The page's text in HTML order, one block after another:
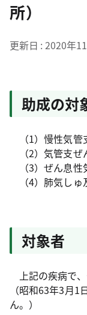
所）
更新日 2020年
助成の対
（1）慢性気管
（2）気管支ぜ
（3）ぜん息性
（4）肺気しゅ
対象者
上記の疾病で
（昭和63年3月
ん。）